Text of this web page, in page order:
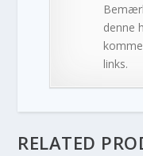
denne
links.
RELATED